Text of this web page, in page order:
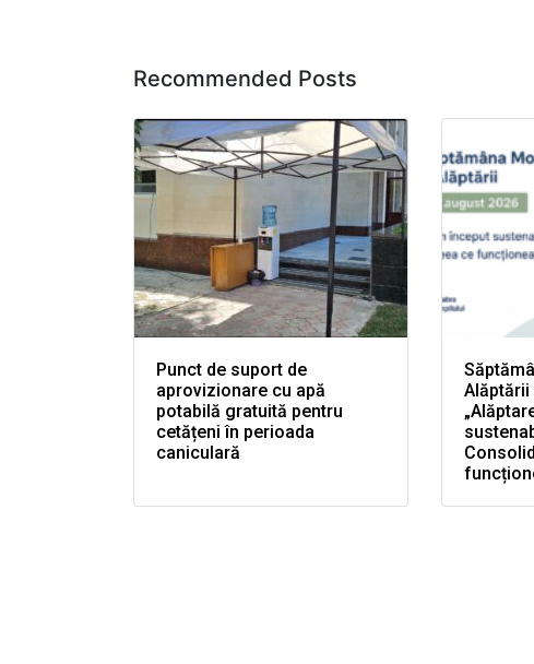
Recommended Posts
Punct de suport de
aprovizionare cu apă
potabilă gratuită pentru
cetățeni în perioada
caniculară
Alăptării